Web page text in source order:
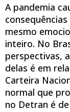
A pandemia
mesmo
inteiro. No
perspectivas,
delas é em
Carteira
normal que
no Detran é